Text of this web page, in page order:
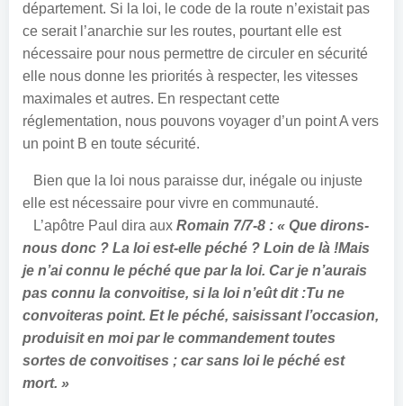
département. Si la loi, le code de la route n’existait pas
ce serait l’anarchie sur les routes, pourtant elle est
nécessaire pour nous permettre de circuler en sécurité
elle nous donne les priorités à respecter, les vitesses
maximales et autres. En respectant cette
réglementation, nous pouvons voyager d’un point A vers
un point B en toute sécurité.
Bien que la loi nous paraisse dur, inégale ou injuste
elle est nécessaire pour vivre en communauté.
L’apôtre Paul dira aux Romain 7/7-8 : « Que dirons-
nous donc ? La loi est-elle péché ? Loin de là !Mais
je n’ai connu le péché que par la loi. Car je n’aurais
pas connu la convoitise, si la loi n’eûtdit :Tu ne
convoiteras point. Et le péché, saisissant l’occasion,
produisit en moi par le commandement toutes
sortes de convoitises ; car sans loi le péché est
mort. »